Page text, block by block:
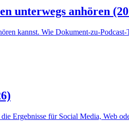
unterwegs anhören
kannst. Wie Dokument-zu-
Ergebnisse für Social Media, Web